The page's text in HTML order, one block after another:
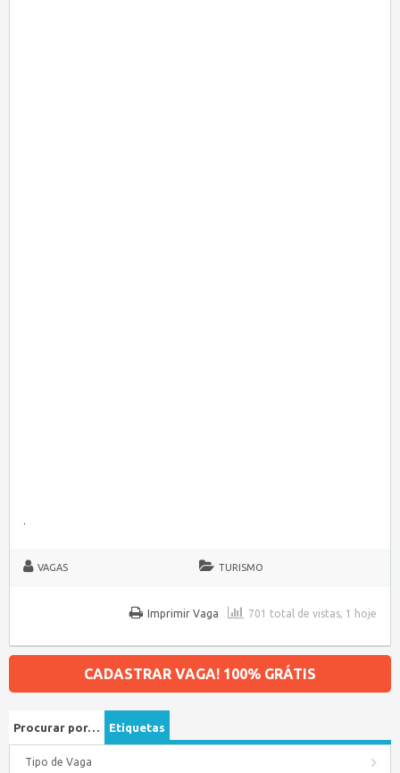
.
VAGAS TURISMO
701 total de vistas, 1 hoje
Imprimir Vaga
CADASTRAR VAGA! 100% GRÁTIS
Procurar por… Etiquetas
Tipo de Vaga